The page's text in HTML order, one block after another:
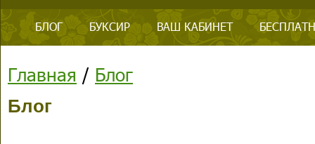
БЛОГ БУКСИР ВАШ КАБИНЕТ
Главная / Блог
Блог